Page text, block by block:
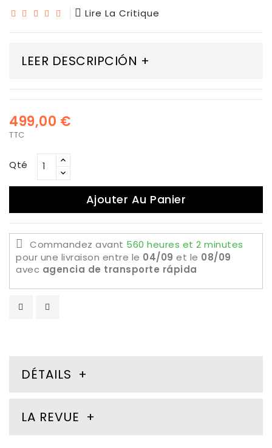
Lire La Critique
LEER DESCRIPCIÓN +
499,00 €
TTC
Qté
Ajouter Au Panier
Commandez avant 560 heures et 2 minutes
pour une livraison entre le 04/09 et le 08/09
avec agencia de transporte rápida
DÉTAILS
LA REVUE